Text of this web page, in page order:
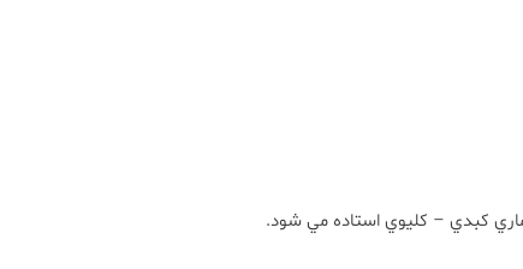
کبدي – کليوي استاده مي شود.